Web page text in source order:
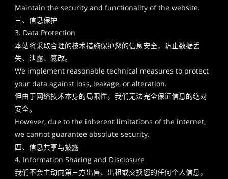
Maintain the security and functionality of the website.
三、信息保护
3. Data Protection
本站将采取合理的技术措施保护您的信息安全，防止数据丢
失、泄露、篡改。
We implement reasonable technical measures to protect
your data against loss, leakage, or alteration.
但由于网络技术本身的局限性，我们无法完全保证信息的绝对
安全。
However, due to the inherent limitations of the internet,
we cannot guarantee absolute security.
四、信息共享与披露
4. Information Sharing and Disclosure
我们不会主动向第三方出售、出租或交换您的任何个人信息，